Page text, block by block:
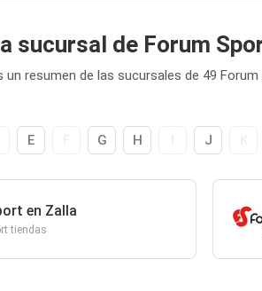
sucursal de Forum
resumen de las sucursales de 49 Forum
E G H J
en Zalla
tiendas